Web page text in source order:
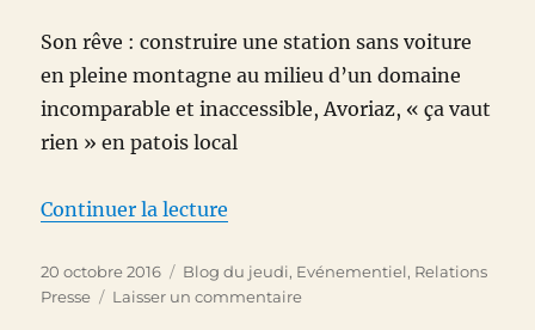
Son rêve : construire une station sans voiture
en pleine montagne au milieu d’un domaine
incomparable et inaccessible, Avoriaz, « ça vaut
rien » en patois local
Continuer la lecture
Publié
le
20 octobre 2016 Catégories
Blog du jeudi, Evénementiel, Relations
Presse
Laisser un commentairesur